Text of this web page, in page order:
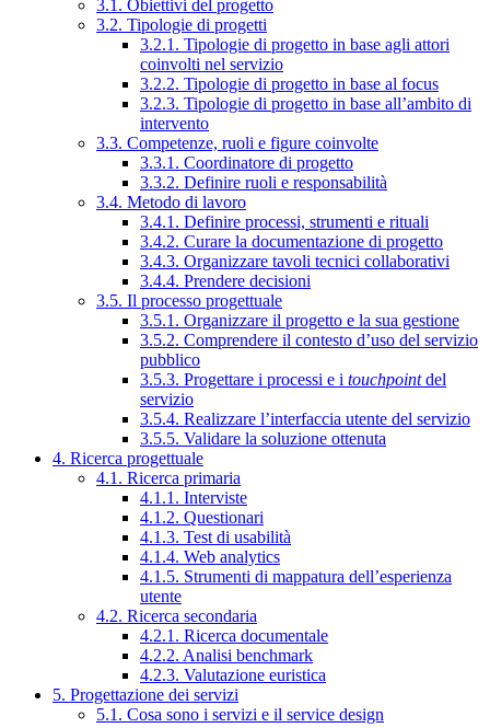
3.1. Obiettivi del progetto
3.2. Tipologie di progetti
3.2.1. Tipologie di progetto in base agli attori
coinvolti nel servizio
3.2.2. Tipologie di progetto in base al focus
3.2.3. Tipologie di progetto in base all’ambito di
intervento
3.3. Competenze, ruoli e figure coinvolte
3.3.1. Coordinatore di progetto
3.3.2. Definire ruoli e responsabilità
3.4. Metodo di lavoro
3.4.1. Definire processi, strumenti e rituali
3.4.2. Curare la documentazione di progetto
3.4.3. Organizzare tavoli tecnici collaborativi
3.4.4. Prendere decisioni
3.5. Il processo progettuale
3.5.1. Organizzare il progetto e la sua gestione
3.5.2. Comprendere il contesto d’uso del servizio
pubblico
3.5.3. Progettare i processi e i touchpointdel
servizio
3.5.4. Realizzare l’interfaccia utente del servizio
3.5.5. Validare la soluzione ottenuta
4. Ricerca progettuale
4.1. Ricerca primaria
4.1.1. Interviste
4.1.2. Questionari
4.1.3. Test di usabilità
4.1.4. Web analytics
4.1.5. Strumenti di mappatura dell’esperienza
utente
4.2. Ricerca secondaria
4.2.1. Ricerca documentale
4.2.2. Analisi benchmark
4.2.3. Valutazione euristica
5. Progettazione dei servizi
5.1. Cosa sono i servizi e il service design